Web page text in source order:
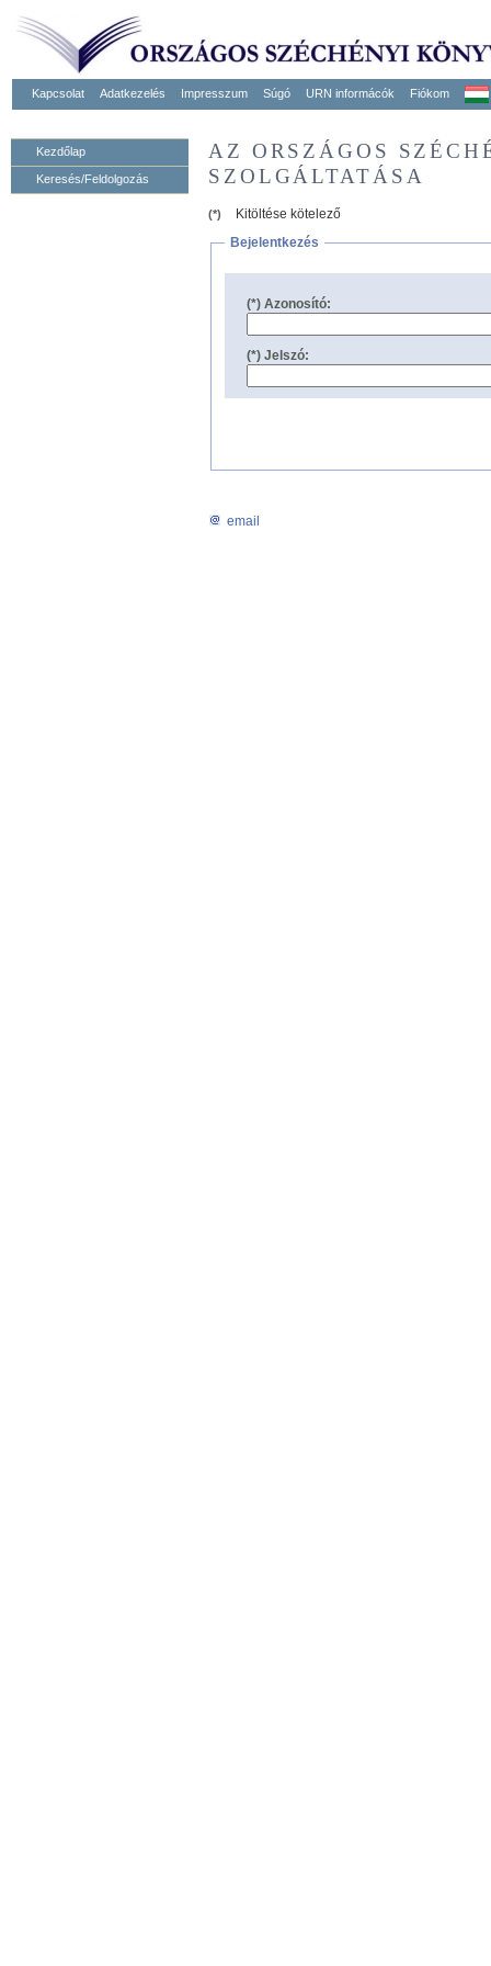
Kapcsolat Adatkezelés Impresszum Súgó URN informácók Fiókom
Kezdőlap
Keresés/Feldolgozás
AZ ORSZÁGOS
SZOLGÁLTATÁSA
(*)
Kitöltése kötelező
Bejelentkezés
(*) Azonosító:
(*) Jelszó:
email